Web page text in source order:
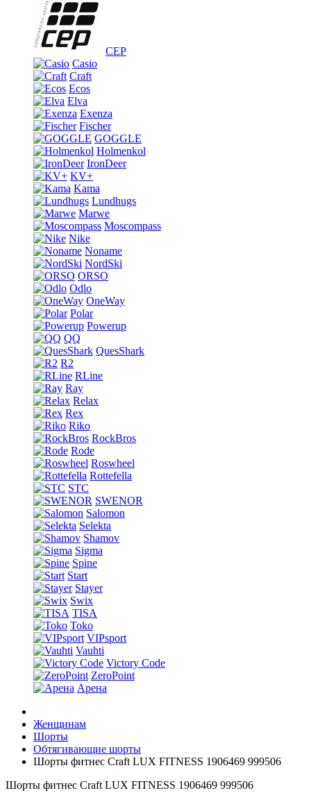
CEP
Casio
Craft
Ecos
Elva
Exenza
Fischer
GOGGLE
Holmenkol
IronDeer
KV+
Kama
Lundhugs
Marwe
Moscompass
Nike
Noname
NordSki
ORSO
Odlo
OneWay
Polar
Powerup
QQ
QuesShark
R2
RLine
Ray
Relax
Rex
Riko
RockBros
Rode
Roswheel
Rottefella
STC
SWENOR
Salomon
Selekta
Shamov
Sigma
Spine
Start
Stayer
Swix
TISA
Toko
VIPsport
Vauhti
Victory Code
ZeroPoint
Арена
Женщинам
Шорты
Обтягивающие шорты
Шорты фитнес Craft LUX FITNESS 1906469 999506
Шорты фитнес Craft LUX FITNESS 1906469 999506